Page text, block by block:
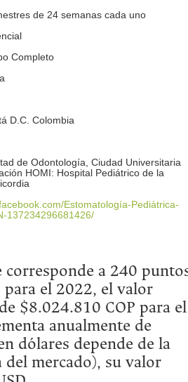
de 24 semanas cada uno
Completo
D.C. Colombia
de Odontología, Ciudad Universitaria
HOMI: Hospital Pediátrico de la
Estomatología-Pediátrica-
137234296681426/
corresponde a 240
para el 2022, el valor
$8.024.810 COP para el
anualmente de
dólares depende de la
mercado), su valor